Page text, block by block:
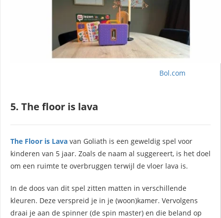
Bol.com
5. The floor is lava
The Floor is Lava van Goliath is een geweldig spel voor
kinderen van 5 jaar. Zoals de naam al suggereert, is het doel
om een ruimte te overbruggen terwijl de vloer lava is.
In de doos van dit spel zitten matten in verschillende
kleuren. Deze verspreid je in je (woon)kamer. Vervolgens
draai je aan de spinner (de spin master) en die beland op